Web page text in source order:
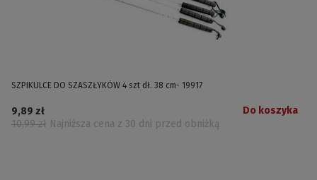
SZPIKULCE DO SZASZŁYKÓW 4 szt dł. 38 cm- 19917
9,89 zł
10,99 zł Najniższa cena z 30 dni przed obniżką
Do koszyka